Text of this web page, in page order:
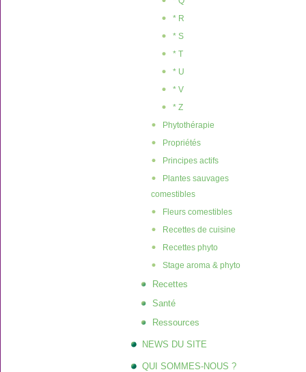
* R
* S
* T
* U
* V
* Z
Phytothérapie
Propriétés
Principes actifs
Plantes sauvages
comestibles
Fleurs comestibles
Recettes de cuisine
Recettes phyto
Stage aroma & phyto
Recettes
Santé
Ressources
NEWS DU SITE
QUI SOMMES-NOUS ?